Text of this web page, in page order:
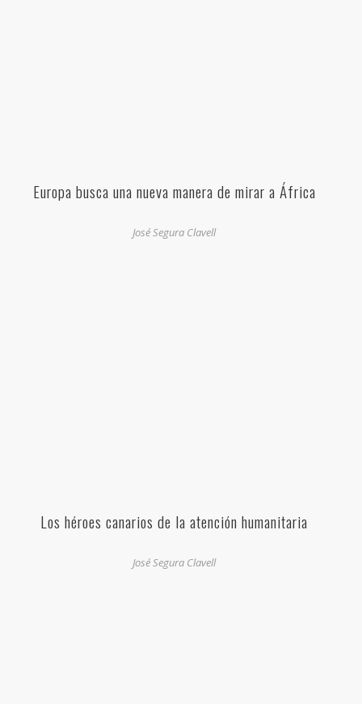
Europa busca una nueva manera de mirar a África
José Segura Clavell
Los héroes canarios de la atención humanitaria
José Segura Clavell